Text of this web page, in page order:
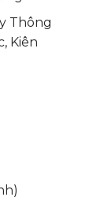
Thông
Kiên